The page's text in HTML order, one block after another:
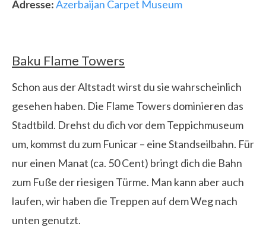
Adresse:Azerbaijan Carpet Museum
Baku Flame Towers
Schon aus der Altstadt wirst du sie wahrscheinlich
gesehen haben. Die Flame Towers dominieren das
Stadtbild. Drehst du dich vor dem Teppichmuseum
um, kommst du zum Funicar – eine Standseilbahn. Für
nur einen Manat (ca. 50 Cent) bringt dich die Bahn
zum Fuße der riesigen Türme. Man kann aber auch
laufen, wir haben die Treppen auf dem Weg nach
unten genutzt.